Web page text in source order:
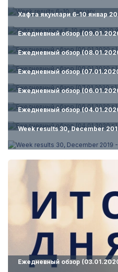
Хафта якунлари 6-10 январ
Ежедневный обзор
Ежедневный обзор
Ежедневный обзор
Ежедневный обзор
Ежедневный обзор
Week results 30, December
Ежедневный обзор